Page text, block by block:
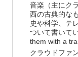
音楽（主にク
西の古典的な
史や科学、テ
ついて書いて
them with a
クラウドファ